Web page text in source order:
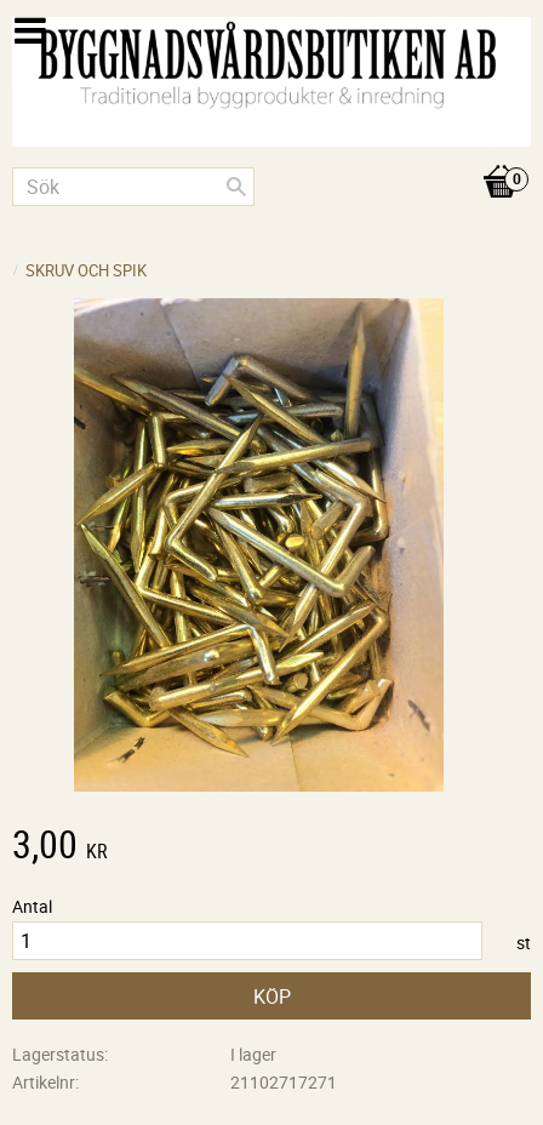
SKRUV OCH SPIK
3,00 KR
Antal
st
KÖP
Lagerstatus
I lager
Artikelnr
21102717271